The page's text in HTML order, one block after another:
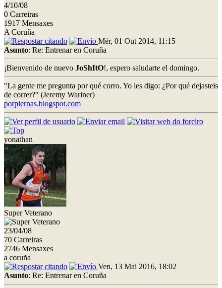
4/10/08
0 Carreiras
1917 Mensaxes
A Coruña
Mér, 01 Out 2014, 11:15
Asunto: Re: Entrenar en Coruña
¡Bienvenido de nuevo JoShItO!, espero saludarte el domingo.
"La gente me pregunta por qué corro. Yo les digo: ¿Por qué dejasteis
de correr?" (Jeremy Wariner)
porpiernas.blogspot.com
yonathan
Super Veterano
23/04/08
70 Carreiras
2746 Mensaxes
a coruña
Ven, 13 Mai 2016, 18:02
Asunto: Re: Entrenar en Coruña